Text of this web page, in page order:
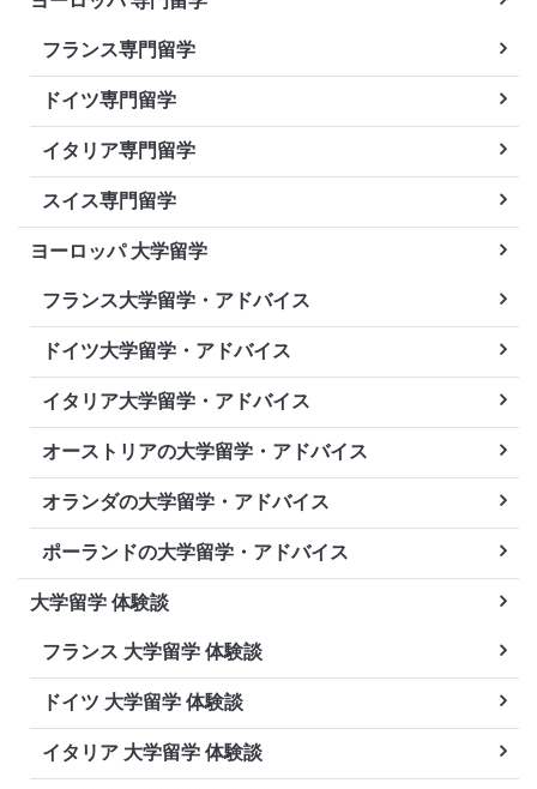
フランス専門留学
ドイツ専門留学
イタリア専門留学
スイス専門留学
ヨーロッパ 大学留学
フランス大学留学・アドバイス
ドイツ大学留学・アドバイス
イタリア大学留学・アドバイス
オーストリアの大学留学・アドバイス
オランダの大学留学・アドバイス
ポーランドの大学留学・アドバイス
大学留学 体験談
フランス 大学留学 体験談
ドイツ 大学留学 体験談
イタリア 大学留学 体験談